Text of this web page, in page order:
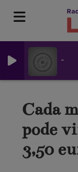
-
Cada
pode
3,50